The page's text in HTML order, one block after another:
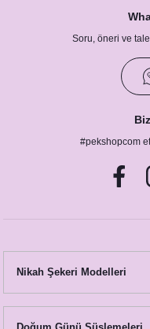
1.190,00 TL
Soru, öneri ve
#pekshopcom
Nikah Şekeri Modelleri